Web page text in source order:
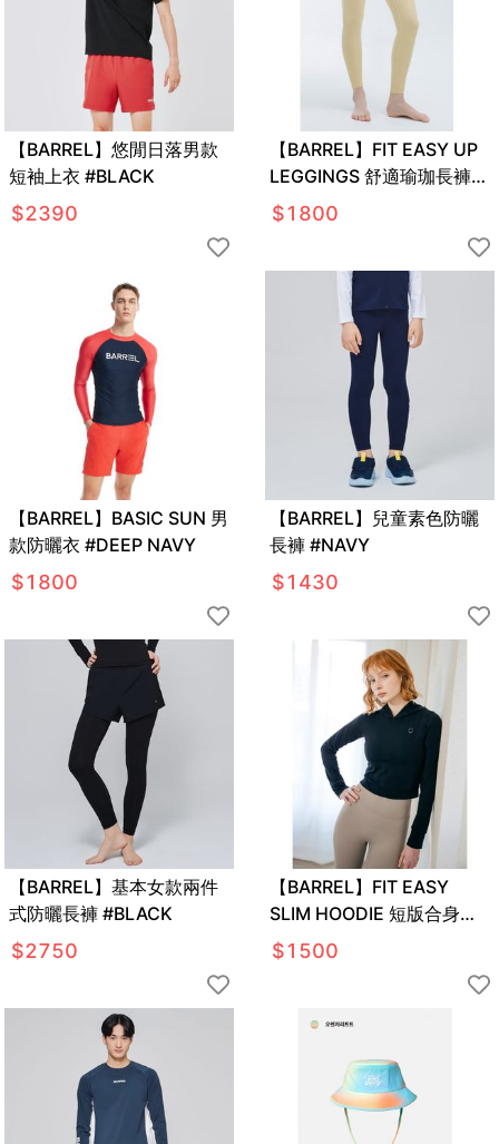
【BARREL】悠閒日落男款
短袖上衣 #BLACK
$2390
【BARREL】FIT EASY UP
LEGGINGS 舒適瑜珈長褲
#BUTTER
$1800
【BARREL】BASIC SUN 男
款防曬衣 #DEEP NAVY
$1800
【BARREL】兒童素色防曬
長褲 #NAVY
$1430
【BARREL】基本女款兩件
式防曬長褲 #BLACK
$2750
【BARREL】FIT EASY
SLIM HOODIE 短版合身帽T
#BLACK
$1500